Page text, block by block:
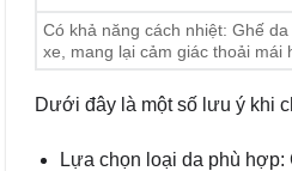
Có khả năng cách nhiệt: Ghế
xe, mang lại cảm giác thoải mái
Dưới đây là một số lưu ý khi
Lựa chọn loại da phù